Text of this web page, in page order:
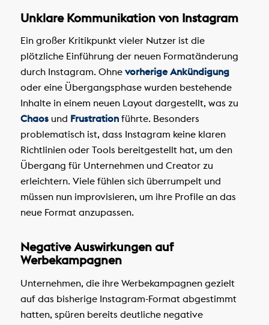
Unklare Kommunikation von Instagram
Ein großer Kritikpunkt vieler Nutzer ist die
plötzliche Einführung der neuen Formatänderung
durch Instagram. Ohne vorherige Ankündigung
oder eine Übergangsphase wurden bestehende
Inhalte in einem neuen Layout dargestellt, was zu
Chaosund Frustrationführte. Besonders
problematisch ist, dass Instagram keine klaren
Richtlinien oder Tools bereitgestellt hat, um den
Übergang für Unternehmen und Creator zu
erleichtern. Viele fühlen sich überrumpelt und
müssen nun improvisieren, um ihre Profile an das
neue Format anzupassen.
Negative Auswirkungen auf
Werbekampagnen
Unternehmen, die ihre Werbekampagnen gezielt
auf das bisherige Instagram-Format abgestimmt
hatten, spüren bereits deutliche negative